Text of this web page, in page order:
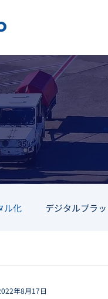
ル化 デジタルプラ
年8月17日